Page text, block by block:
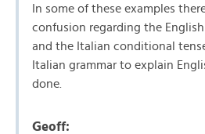
In some of these examples
confusion regarding the
and the Italian conditional
Italian grammar to explain
done.
Geoff: